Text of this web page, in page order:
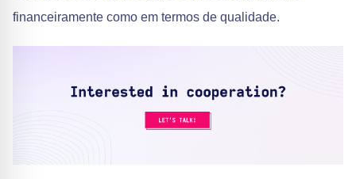
financeiramente como em termos de qualidade.